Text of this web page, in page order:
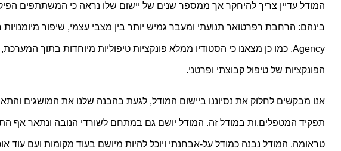
הפונקציות של טיפול קבוצתי ופרטני.